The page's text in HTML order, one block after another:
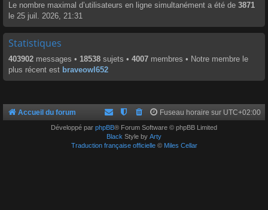
Le nombre maximal d’utilisateurs en ligne simultanément a été de 3871
le 25 juil. 2026, 21:31
Statistiques
403902 messages • 18538 sujets • 4007 membres • Notre membre le
plus récent est braveowl652
Accueil du forum Fuseau horaire sur UTC+02:00
Développé par phpBB® Forum Software © phpBB Limited
Black Style by Arty
Traduction française officielle© Miles Cellar